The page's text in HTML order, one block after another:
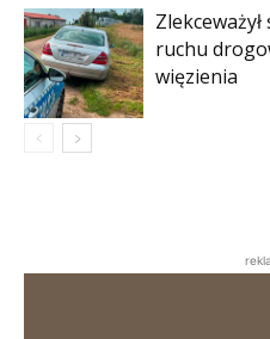
ruchu
więzienia